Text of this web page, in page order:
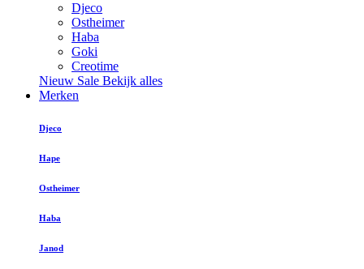
Djeco
Ostheimer
Haba
Goki
Creotime
Nieuw Sale Bekijk alles
Merken
Djeco
Hape
Ostheimer
Haba
Janod